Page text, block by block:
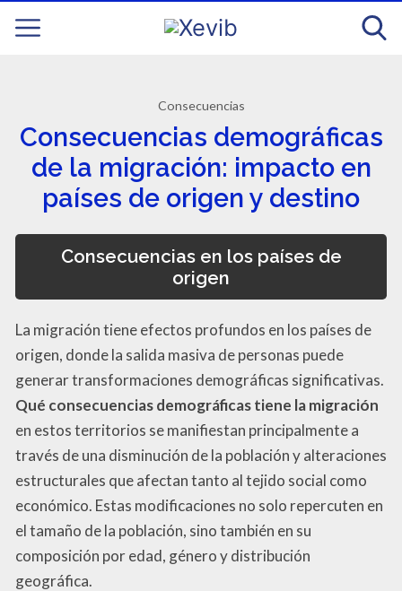
Consecuencias
Consecuencias demográficas
de la migración: impacto en
países de origen y destino
Consecuencias en los países de
origen
La migración tiene efectos profundos en los países de
origen, donde la salida masiva de personas puede
generar transformaciones demográficas significativas.
Qué consecuencias demográficas tiene la migración
en estos territorios se manifiestan principalmente a
través de una disminución de la población y alteraciones
estructurales que afectan tanto al tejido social como
económico. Estas modificaciones no solo repercuten en
el tamaño de la población, sino también en su
composición por edad, género y distribución
geográfica.